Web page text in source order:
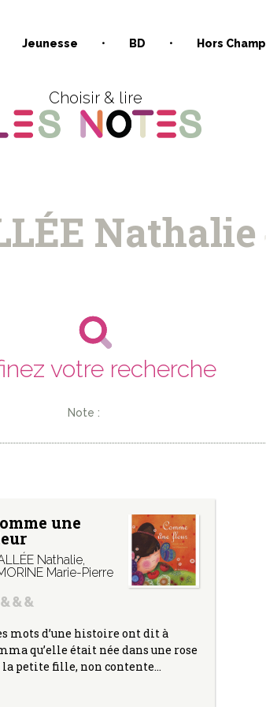
Jeunesse BD Hors Champ
Choisir & lire
Nathalie
votre recherche
Note :
une
Nathalie,
Marie-Pierre
mots d’une histoire ont dit à
qu’elle était née dans une rose
la petite fille, non contente…